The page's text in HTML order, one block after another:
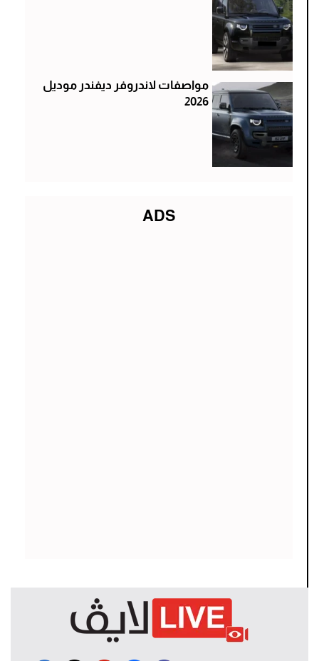
مواصفات لاندروفر ديفندر موديل
2026
ADS